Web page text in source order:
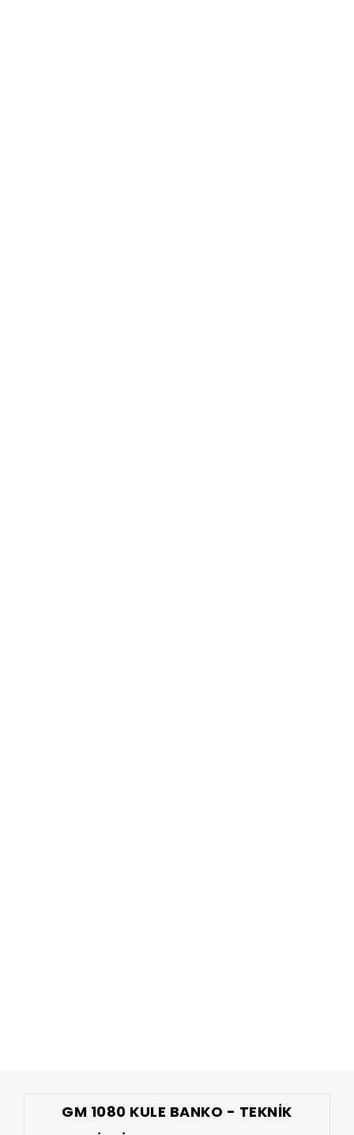
GM 1080 KULE BANKO - TEKNIK